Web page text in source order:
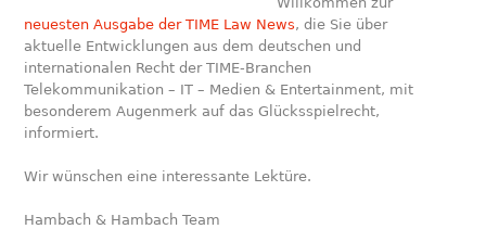
neuesten Ausgabe der TIME Law News, die Sie über
aktuelle Entwicklungen aus dem deutschen und
internationalen Recht der TIME-Branchen
Telekommunikation – IT – Medien & Entertainment, mit
besonderem Augenmerk auf das Glücksspielrecht,
informiert.
Wir wünschen eine interessante Lektüre.
Hambach & Hambach Team